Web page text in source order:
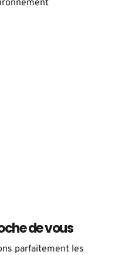
de vous
parfaitement les